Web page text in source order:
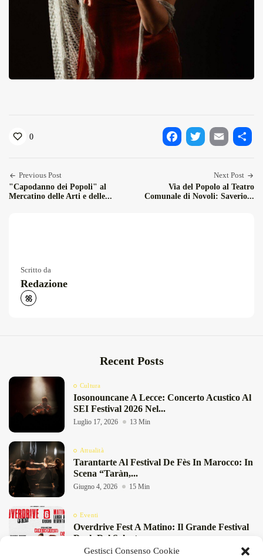
Gestisci Consenso Cookie
0
Previous Post
"Capodanno dei Popoli" al
Mercatino delle Arti e delle...
Next Post
Via del Popolo al Teatro
Comunale di Novoli: Saverio...
Scritto da
Redazione
Recent Posts
Cultura
Iosonouncane A Lecce: Concerto Acustico Al
SEI Festival 2026 Nel...
Luglio 17, 2026 13 Min
Attualità
Tarantarte Al Festival De Fès In Marocco: In
Scena “Taràn,...
Giugno 4, 2026 15 Min
Eventi
Overdrive Fest A Matino: Il Grande Festival
Rock Del Salento...
Maggio 29, 2026 4 Min